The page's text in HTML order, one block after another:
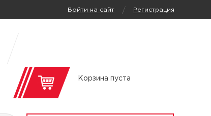
Войти на сайт / Регистрация
Корзина пуста